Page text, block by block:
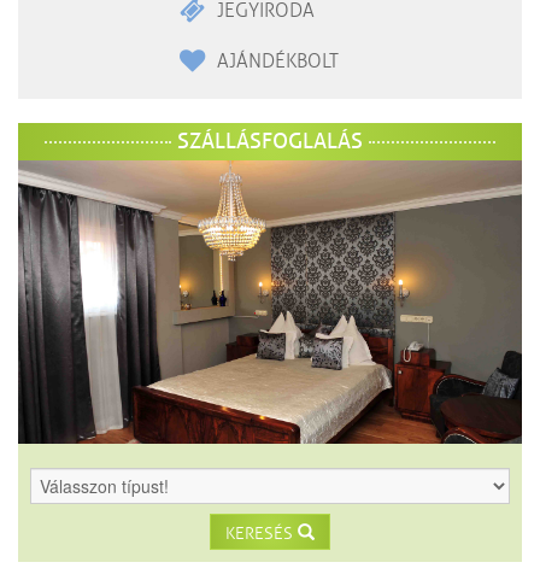
JEGYIRODA
AJÁNDÉKBOLT
SZÁLLÁSFOGLALÁS
KERESÉS